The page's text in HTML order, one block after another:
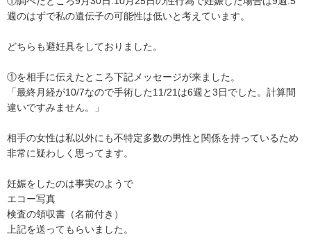
週のはずで私の遺伝子の可能性は低いと考えています。
どちらも避妊具をしておりました。
①を相手に伝えたところ下記メッセージが来ました。
「最終月経が10/7なので手術した11/21は6週と3日でした。計算間
違いですみません。」
相手の女性は私以外にも不特定多数の男性と関係を持っているため
非常に疑わしく思ってます。
妊娠をしたのは事実のようで
エコー写真
検査の領収書（名前付き）
上記を送ってもらいました。